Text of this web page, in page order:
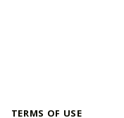
TERMS OF USE